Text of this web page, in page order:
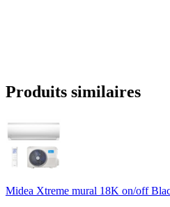
Produits similaires
Midea Xtreme mural 18K on/off